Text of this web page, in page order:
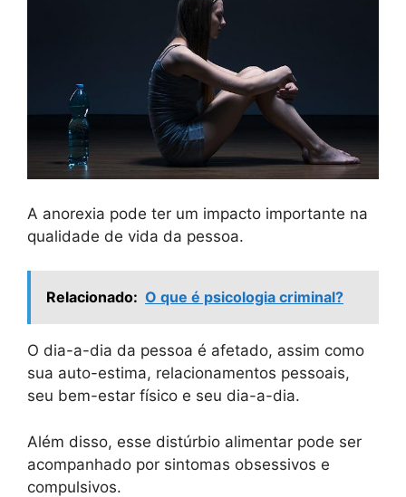
A anorexia pode ter um impacto importante na
qualidade de vida da pessoa.
Relacionado: O que é psicologia criminal?
O dia-a-dia da pessoa é afetado, assim como
sua auto-estima, relacionamentos pessoais,
seu bem-estar físico e seu dia-a-dia.
Além disso, esse distúrbio alimentar pode ser
acompanhado por sintomas obsessivos e
compulsivos.